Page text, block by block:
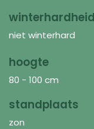
winterhardheid
niet winterhard
hoogte
80 - 100 cm
standplaats
zon